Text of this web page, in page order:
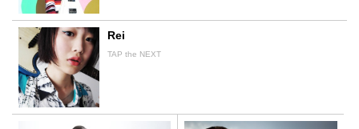
Rei
TAP the NEXT